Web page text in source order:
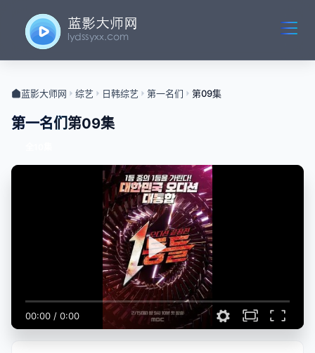
蓝影大师网 综艺 日韩综艺 第一名们 第09集
第一名们第09集
00:00 / 0:00